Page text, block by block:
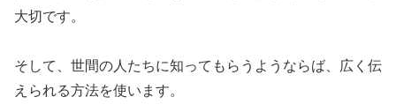
大切です。
そして、世間の人たちに知ってもらうようならば、広く伝
えられる方法を使います。